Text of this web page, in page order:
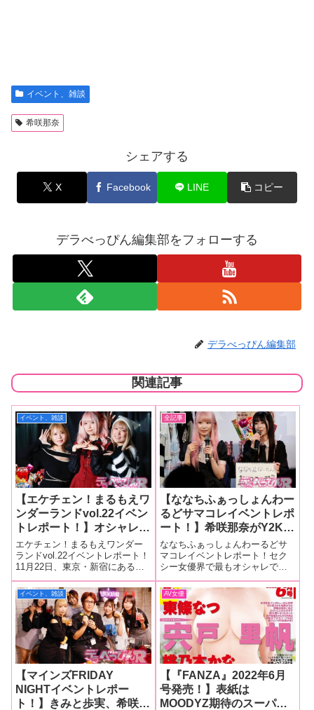
イベント、雑談
希咲那奈
シェアする
X Facebook LINE コピー
デラべっぴん編集部をフォローする
デラべっぴん編集部
関連記事
イベント、雑談
【エケチェン！まるもえワ
ンダーランドvol.22イベン
トレポート！】オシャレ美
少女・希咲那奈が性癖、好
きな男性器を赤裸々告
白！ 桜木えりかがスケベ
オヤジに豹変！ 円井萌華
がトークをリード！
エケチェン！まるもえワンダー
ランドvol.22イベントレポート！
11月22日、東京・新宿にあるイ
ベントスペース「ミコノス」
で、円井萌華ちゃんの冠イベン
ト「エケチェン！まるもえワン
ダーランドvol.22」が開催され、
会場は満員御礼の大盛況とな
全記事
【ななちふぁっしょんわー
るどサマコレイベントレポ
ート！】希咲那奈がY2Kコ
ーデ＆完璧ロリータファッ
ション！ 蒼羽ななみがア
ダルティな裸エプロン姿＆
ドット柄ワンピース姿で登
場！
ななちふぁっしょんわーるどサ
マコレイベントレポート！セク
シー女優界で最もオシャレでお
姫様な希咲那奈ちゃんが、アダ
ルトイベントの聖地・レフカダ
新宿でファッションショーを開
催。6月13日に行われた「ななち
ふぁっしょんわーるど サマコ
レ」には満員
イベント、雑談
【マインズFRIDAY
NIGHTイベントレポー
ト！】きみと歩実、希咲那
AV女優
【『FANZA』2022年6月
号発売！】表紙は
MOODYZ期待のスーパー